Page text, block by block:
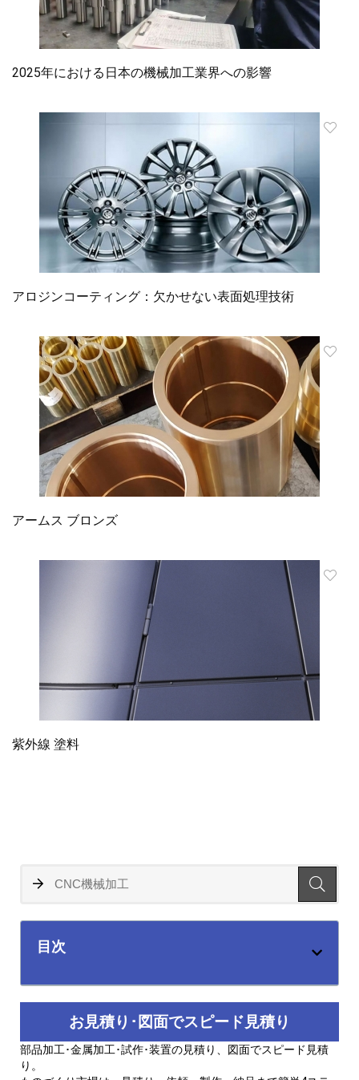
2025年における日本の機械加工業界への影響
アロジンコーティング：欠かせない表面処理技術
アームス ブロンズ
紫外線 塗料
目次
お見積り･図面でスピード見積り
部品加工･金属加工･試作･装置の見積り、図面でスピード見積
り。